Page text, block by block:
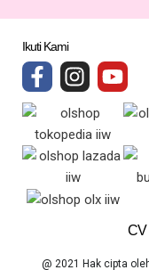
CV
@ 2021 Hak cipta
Ikuti Kami